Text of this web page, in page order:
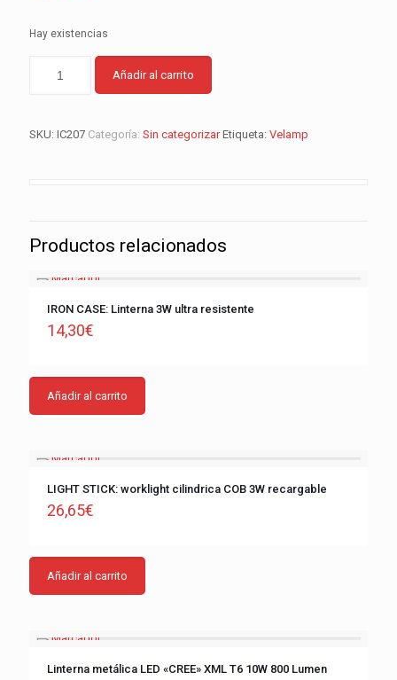
Hay existencias
Añadir al carrito
SKU: IC207 Categoría: Sin categorizar Etiqueta: Velamp
Productos relacionados
IRON CASE: Linterna 3W ultra resistente
14,30€
Añadir al carrito
LIGHT STICK: worklight cilindrica COB 3W recargable
26,65€
Añadir al carrito
Linterna metálica LED «CREE» XML T6 10W 800 Lumen